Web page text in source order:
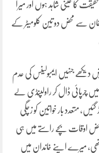
کا عینی شاہد ہوں اور میرا
سے محض دو تین کلومیٹر کے
جنہیں ایمبولینس کی عدم
چرپائی ڈال کر راولپنڈی لے
متعدد بار خواتین کو زچگی
بعض اوقات بچے راستے میں ہی
تھی، میرے اپنے خاندان میں